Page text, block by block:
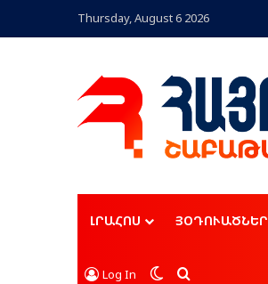
Thursday, August 6 2026
ԼՐԱՀՈՍ ՅՕԴՈՒԱԾՆԵՐ
Log In Switch skin
Որոնել